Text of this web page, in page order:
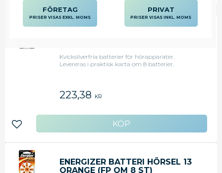
Kvicksilverfria batterier för hörapparater.
Levereras i praktisk karta om 8 batterier.
223,38 KR
Lägg till i favoriter
ENERGIZER BATTERI HÖRSEL 13
ORANGE (FP OM 8 ST)
FÖRETAG
PRISER VISAS EXKL. MOMS
PRIVAT
PRISER VISAS INKL. MOMS